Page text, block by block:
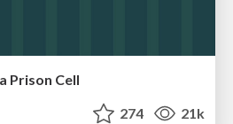
Prison Cell
274 21k